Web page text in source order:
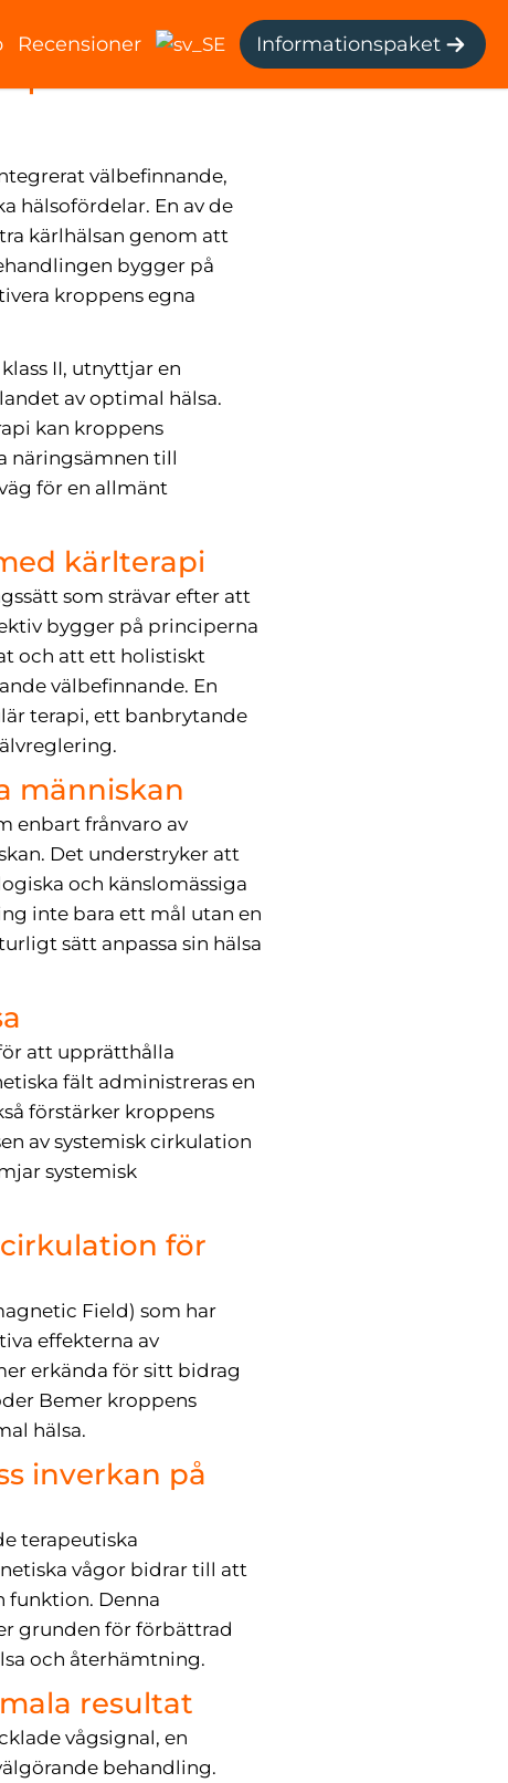
Recensioner Informationspaket
välbefinnande,
hälsofördelar. En av de
kärlhälsan genom att
bygger på
kroppens egna
II, utnyttjar en
av optimal hälsa.
kan kroppens
näringsämnen till
för en allmänt
kärlterapi
som strävar efter att
bygger på principerna
och att ett holistiskt
välbefinnande. En
terapi, ett banbrytande
människan
enbart frånvaro av
Det understryker att
och känslomässiga
inte bara ett mål utan en
sätt anpassa sin hälsa
att upprätthålla
fält administreras en
förstärker kroppens
av systemisk cirkulation
systemisk
för
Field) som har
effekterna av
erkända för sitt bidrag
Bemer kroppens
hälsa.
inverkan på
terapeutiska
vågor bidrar till att
funktion. Denna
grunden för förbättrad
och återhämtning.
resultat
vågsignal, en
behandling.